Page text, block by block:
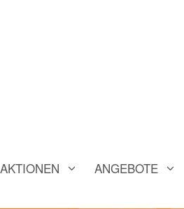
AKTIONEN ANGEBOTE